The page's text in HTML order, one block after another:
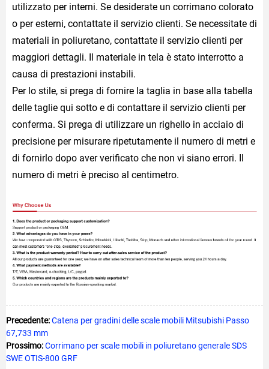
utilizzato per interni. Se desiderate un corrimano colorato
o per esterni, contattate il servizio clienti. Se necessitate di
materiali in poliuretano, contattate il servizio clienti per
maggiori dettagli. Il materiale in tela è stato interrotto a
causa di prestazioni instabili.
Per lo stile, si prega di fornire la taglia in base alla tabella
delle taglie qui sotto e di contattare il servizio clienti per
conferma. Si prega di utilizzare un righello in acciaio di
precisione per misurare ripetutamente il numero di metri e
di fornirlo dopo aver verificato che non vi siano errori. Il
numero di metri è preciso al centimetro.
Precedente:Catena per gradini delle scale mobili Mitsubishi Passo
67,733 mm
Prossimo:Corrimano per scale mobili in poliuretano generale SDS
SWE OTIS-800 GRF